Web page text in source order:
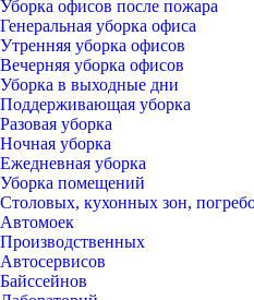
Уборка офисов после пожара
Генеральная уборка офиса
Утренняя уборка офисов
Вечерняя уборка офисов
Уборка в выходные дни
Поддерживающая уборка
Разовая уборка
Ночная уборка
Ежедневная уборка
Уборка помещений
Столовых, кухонных зон,
Автомоек
Производственных
Автосервисов
Байссейнов